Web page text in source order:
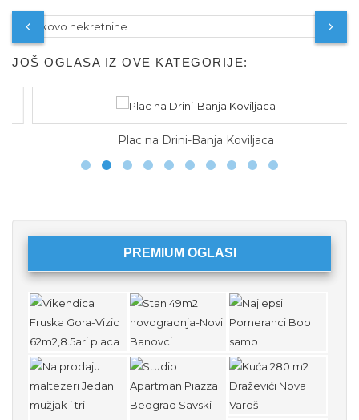
JOŠ OGLASA IZ OVE KATEGORIJE:
Plac na Drini-Banja Koviljaca
PREMIUM OGLASI